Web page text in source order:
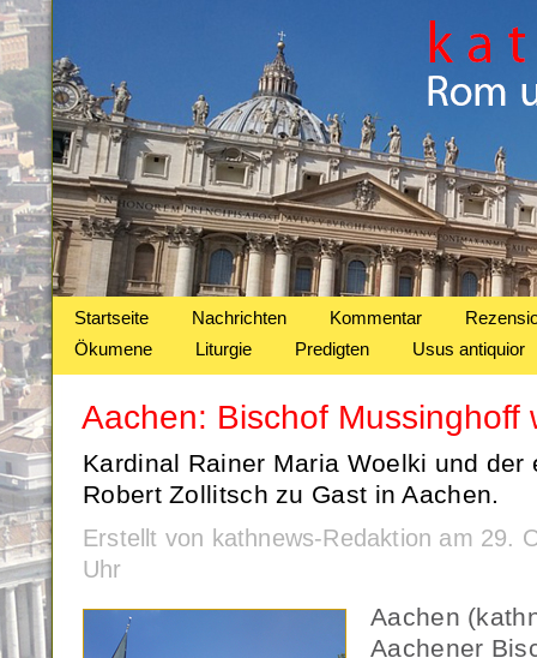
Startseite Nachrichten Kommentar
Ökumene
Liturgie Predigten Usus antiquior
Aachen: Bischof Mussinghoff
Kardinal Rainer Maria Woelki und der
Robert Zollitsch zu Gast in Aachen.
Erstellt von kathnews-Redaktion am 29.
Uhr
Aachen
Aachener